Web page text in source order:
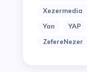
Xezermedia
Yan
YAP
ZefereNezer